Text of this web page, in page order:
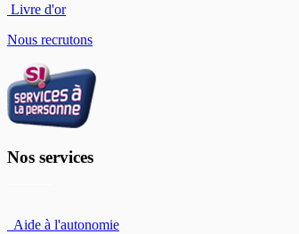
Livre d'or
Nous recrutons
Nos services
Aide à l'autonomie